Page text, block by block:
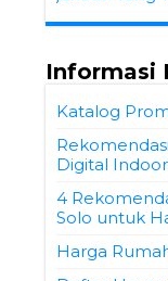
Informasi
Katalog
Digital
4
Solo untuk
Harga